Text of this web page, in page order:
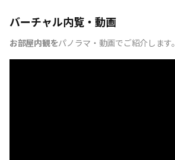
バーチャル内覧・動画
お部屋内観をパノラマ・動画でご紹介します。